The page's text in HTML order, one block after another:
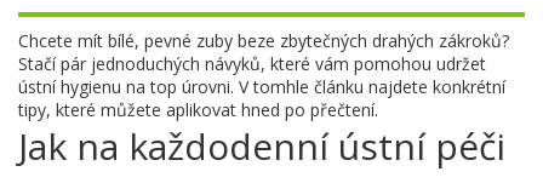
Chcete mít bílé, pevné zuby beze zbytečných drahých zákroků?
Stačí pár jednoduchých návyků, které vám pomohou udržet
ústní hygienu na top úrovni. V tomhle článku najdete konkrétní
tipy, které můžete aplikovat hned po přečtení.
Jak na každodenní ústní péči